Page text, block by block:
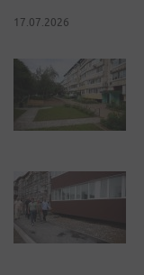
17.07.2026